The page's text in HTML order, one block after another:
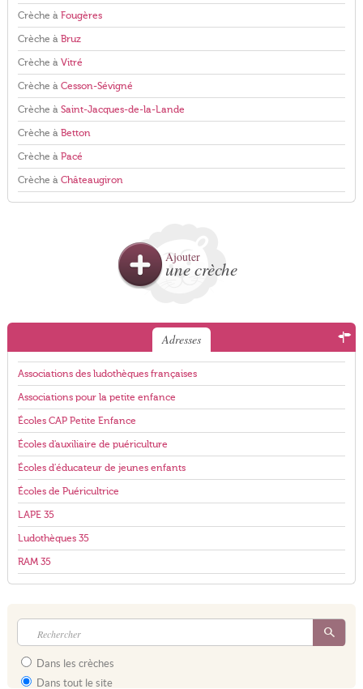
Crèche à Fougères
Crèche à Bruz
Crèche à Vitré
Crèche à Cesson-Sévigné
Crèche à Saint-Jacques-de-la-Lande
Crèche à Betton
Crèche à Pacé
Crèche à Châteaugiron
Ajouter
une crèche
Adresses
Associations des ludothèques françaises
Associations pour la petite enfance
Écoles CAP Petite Enfance
Écoles d'auxiliaire de puériculture
Écoles d'éducateur de jeunes enfants
Écoles de Puéricultrice
LAPE 35
Ludothèques 35
RAM 35
Dans les crèches
Dans tout le site